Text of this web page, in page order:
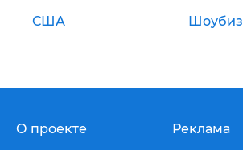
США Шоубиз
О проекте Реклама